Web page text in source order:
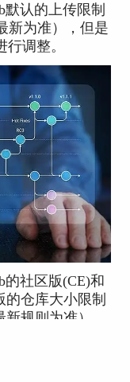
认的上传限制
新为准），但是
调整。
社区版(CE)和
仓库大小限制
规则为准），
仓库的大小限制
出限制的仓库可